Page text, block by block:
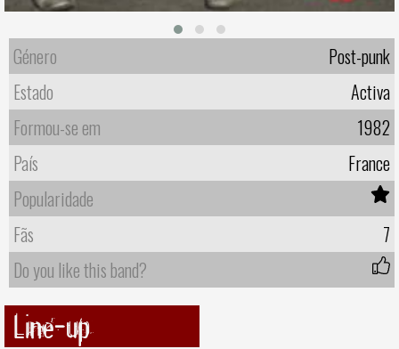
Género
Post-punk
Estado
Activa
Formou-se em
1982
País
France
Popularidade
Fãs
7
Do you like this band?
Line-up